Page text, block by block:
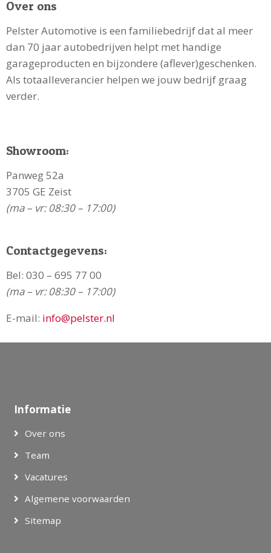
00:00 00:27
De verhuur
Donderdag €115,-
De borg is €150 voor zowel doordeweekse dagen als
het weekend verhuur.
automatische onthullingsdoek wil huren.
Voordelen Automatisch Onthullingsdoek
✓ Spanning en Anticipatie
✓ Kleuren Rood, zwart, blauw of lichtgrijs
Levertijd
Over ons
Pelster Automotive is een familiebedrijf dat al meer
dan 70 jaar autobedrijven helpt met handige
garageproducten en bijzondere (aflever)geschenken.
Als totaalleverancier helpen we jouw bedrijf graag
verder.
Showroom:
Panweg 52a
3705 GE Zeist
(ma – vr: 08:30 – 17:00)
Contactgegevens:
Bel: 030 – 695 77 00
(ma – vr: 08:30 – 17:00)
E-mail: info@pelster.nl
Informatie
Over ons
Team
Vacatures
Algemene voorwaarden
Sitemap